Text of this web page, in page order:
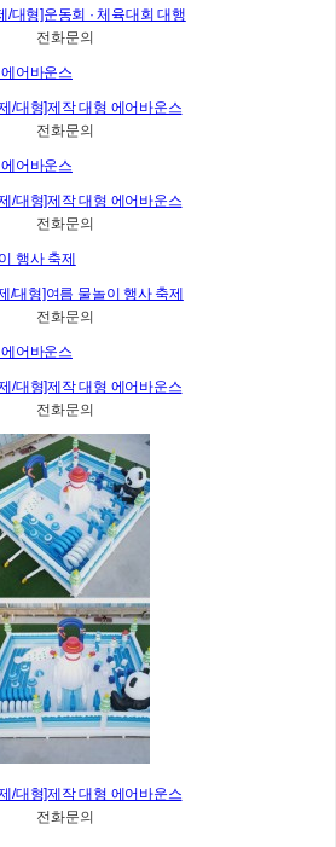
/대형]운동회 · 체육대회 대행
전화문의
/대형]제작 대형 에어바운스
전화문의
/대형]제작 대형 에어바운스
전화문의
/대형]여름 물놀이 행사 축제
전화문의
/대형]제작 대형 에어바운스
전화문의
/대형]제작 대형 에어바운스
전화문의